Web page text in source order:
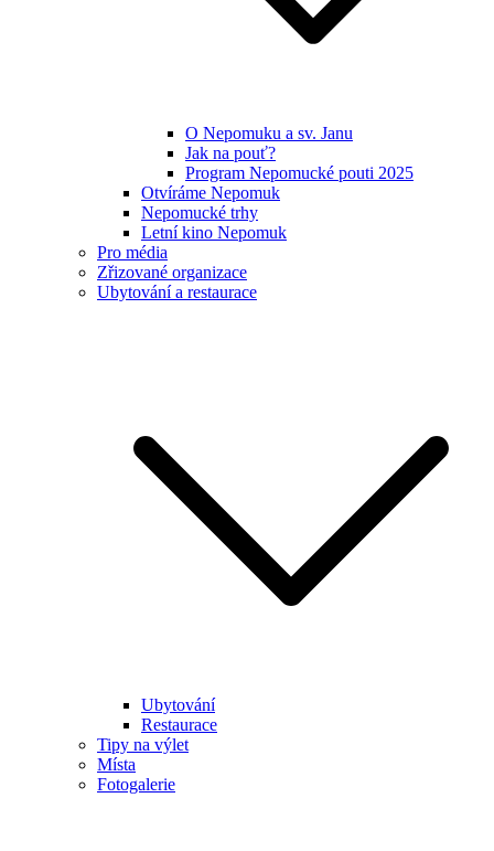
O Nepomuku a sv. Janu
Jak na pouť?
Program Nepomucké pouti 2025
Otvíráme Nepomuk
Nepomucké trhy
Letní kino Nepomuk
Pro média
Zřizované organizace
Ubytování a restaurace
Ubytování
Restaurace
Tipy na výlet
Místa
Fotogalerie